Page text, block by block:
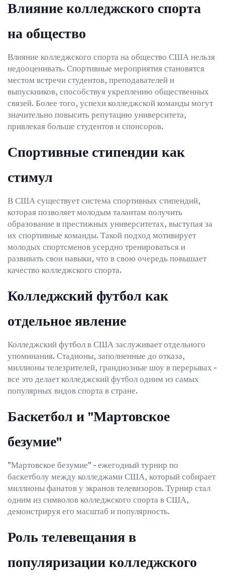
Влияние колледжского спорта
на общество
Влияние колледжского спорта на общество США нельзя
недооценивать. Спортивные мероприятия становятся
местом встречи студентов, преподавателей и
выпускников, способствуя укреплению общественных
связей. Более того, успехи колледжской команды могут
значительно повысить репутацию университета,
привлекая больше студентов и спонсоров.
Спортивные стипендии как
стимул
В США существует система спортивных стипендий,
которая позволяет молодым талантам получить
образование в престижных университетах, выступая за
их спортивные команды. Такой подход мотивирует
молодых спортсменов усердно тренироваться и
развивать свои навыки, что в свою очередь повышает
качество колледжского спорта.
Колледжский футбол как
отдельное явление
Колледжский футбол в США заслуживает отдельного
упоминания. Стадионы, заполненные до отказа,
миллионы телезрителей, грандиозные шоу в перерывах -
все это делает колледжский футбол одним из самых
популярных видов спорта в стране.
Баскетбол и "Мартовское
безумие"
"Мартовское безумие" - ежегодный турнир по
баскетболу между колледжами США, который собирает
миллионы фанатов у экранов телевизоров. Турнир стал
одним из символов колледжского спорта в США,
демонстрируя его масштаб и популярность.
Роль телевещания в
популяризации колледжского